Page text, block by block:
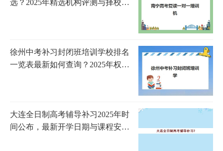
选？2025年精选机构评测与择校全
徐州中考补习封闭班培训学校排名
一览表最新如何查询？2025年权威
大连全日制高考辅导补习2025年时
间公布，最新开学日期与课程安排